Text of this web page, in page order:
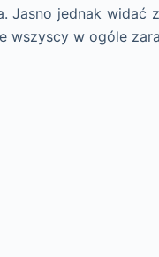
Jasno jednak
wszyscy w ogóle